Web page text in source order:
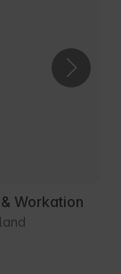
Workation